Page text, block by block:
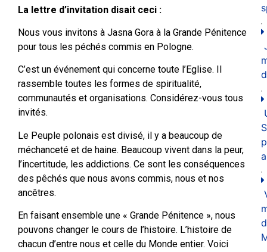
La lettre d’invitation disait ceci :
Nous vous invitons à Jasna Gora à la Grande Pénitence
pour tous les péchés commis en Pologne.
C’est un événement qui concerne toute l’Eglise. Il
rassemble toutes les formes de spiritualité,
communautés et organisations. Considérez-vous tous
invités.
Le Peuple polonais est divisé, il y a beaucoup de
méchanceté et de haine. Beaucoup vivent dans la peur,
l’incertitude, les addictions. Ce sont les conséquences
des pêchés que nous avons commis, nous et nos
ancêtres.
En faisant ensemble une « Grande Pénitence », nous
pouvons changer le cours de l’histoire. L’histoire de
chacun d’entre nous et celle du Monde entier. Voici